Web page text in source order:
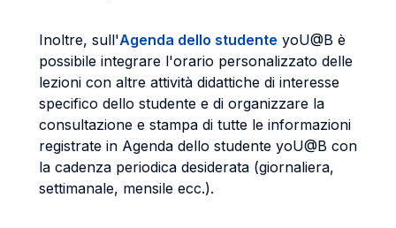
Inoltre, sull'Agenda dello studente yoU@B è
possibile integrare l'orario personalizzato delle
lezioni con altre attività didattiche di interesse
specifico dello studente e di organizzare la
consultazione e stampa di tutte le informazioni
registrate in Agenda dello studente yoU@B con
la cadenza periodica desiderata (giornaliera,
settimanale, mensile ecc.).